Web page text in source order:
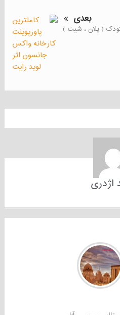
بعدی
کودک ( پلان ، شیت )
اژدری